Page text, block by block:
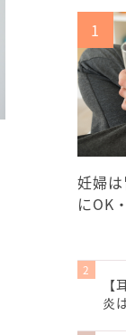
妊婦
にOK
炎